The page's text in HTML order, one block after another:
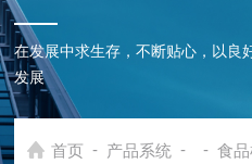
在发展中求生存，不断贴心，以良
发展
首页 - 产品系统 - - 食